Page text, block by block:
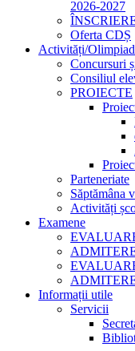
2026-2027
Oferta CDȘ
Activități/
Concursuri
Consiliul
PROIECTE
Parteneriate
Săptămâna
Activități
Examene
Informații utile
Servicii